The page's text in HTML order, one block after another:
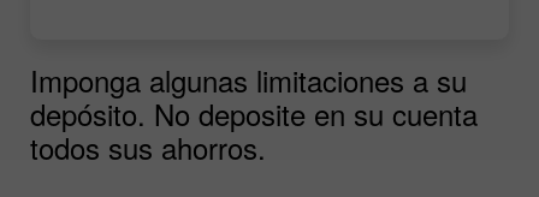
Imponga algunas limitaciones a su
depósito. No deposite en su cuenta
todos sus ahorros.